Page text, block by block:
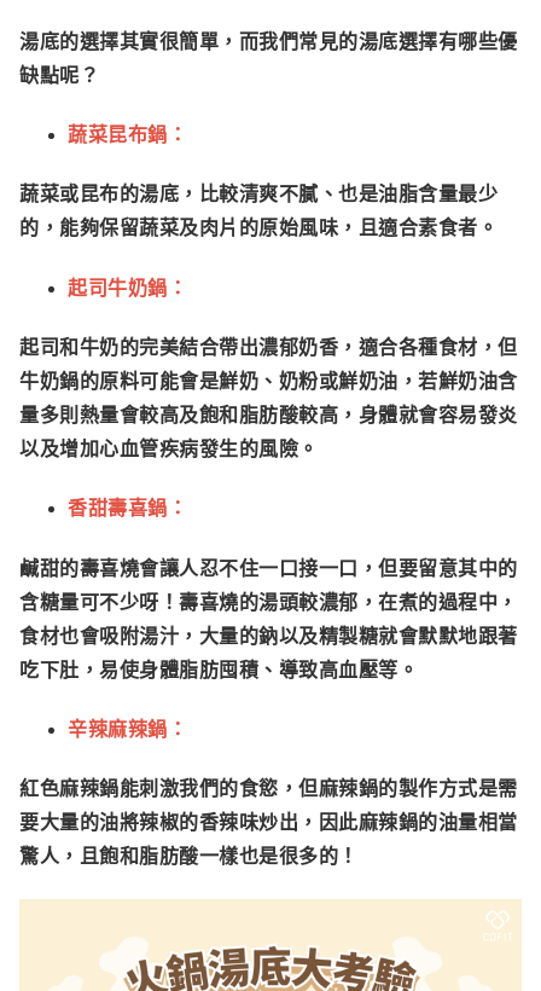
湯底的選擇其實很簡單，而我們常見的湯底選擇有哪些優
缺點呢？
蔬菜昆布鍋：
蔬菜或昆布的湯底，比較清爽不膩、也是油脂含量最少
的，能夠保留蔬菜及肉片的原始風味，且適合素食者。
起司牛奶鍋：
起司和牛奶的完美結合帶出濃郁奶香，適合各種食材，但
牛奶鍋的原料可能會是鮮奶、奶粉或鮮奶油，若鮮奶油含
量多則熱量會較高及飽和脂肪酸較高，身體就會容易發炎
以及增加心血管疾病發生的風險。
香甜壽喜鍋：
鹹甜的壽喜燒會讓人忍不住一口接一口，但要留意其中的
含糖量可不少呀！壽喜燒的湯頭較濃郁，在煮的過程中，
食材也會吸附湯汁，大量的鈉以及精製糖就會默默地跟著
吃下肚，易使身體脂肪囤積、導致高血壓等。
辛辣麻辣鍋：
紅色麻辣鍋能刺激我們的食慾，但麻辣鍋的製作方式是需
要大量的油將辣椒的香辣味炒出，因此麻辣鍋的油量相當
驚人，且飽和脂肪酸一樣也是很多的！